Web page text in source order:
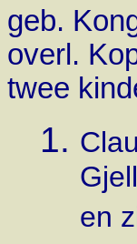
geb.
overl.
twee
en